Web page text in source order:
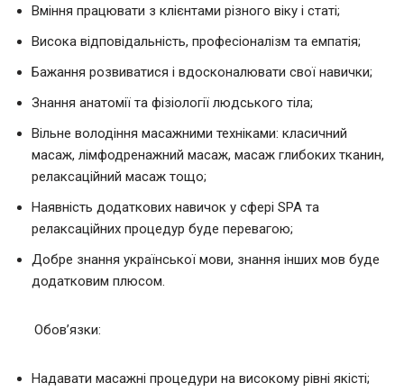
Вміння працювати з клієнтами різного віку і статі;
Висока відповідальність, професіоналізм та емпатія;
Бажання розвиватися і вдосконалювати свої навички;
Знання анатомії та фізіології людського тіла;
Вільне володіння масажними техніками: класичний
масаж, лімфодренажний масаж, масаж глибоких тканин,
релаксаційний масаж тощо;
Наявність додаткових навичок у сфері SPA та
релаксаційних процедур буде перевагою;
Добре знання української мови, знання інших мов буде
додатковим плюсом.
Обов’язки:
Надавати масажні процедури на високому рівні якісті;